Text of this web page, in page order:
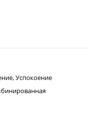
Успокоение